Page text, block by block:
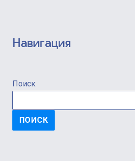
Навигация
Поиск
ПОИСК